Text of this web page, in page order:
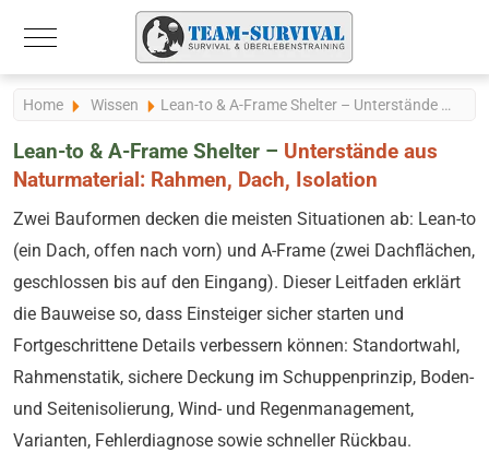
Mobile Menu Toggle
Home Wissen Lean-to & A-Frame Shelter – Unterstände aus Naturmaterial
Lean-to & A-Frame Shelter – Unterstände aus
Naturmaterial: Rahmen, Dach, Isolation
Zwei Bauformen decken die meisten Situationen ab: Lean-to
(ein Dach, offen nach vorn) und A-Frame (zwei Dachflächen,
geschlossen bis auf den Eingang). Dieser Leitfaden erklärt
die Bauweise so, dass Einsteiger sicher starten und
Fortgeschrittene Details verbessern können: Standortwahl,
Rahmenstatik, sichere Deckung im Schuppenprinzip, Boden-
und Seitenisolierung, Wind- und Regenmanagement,
Varianten, Fehlerdiagnose sowie schneller Rückbau.